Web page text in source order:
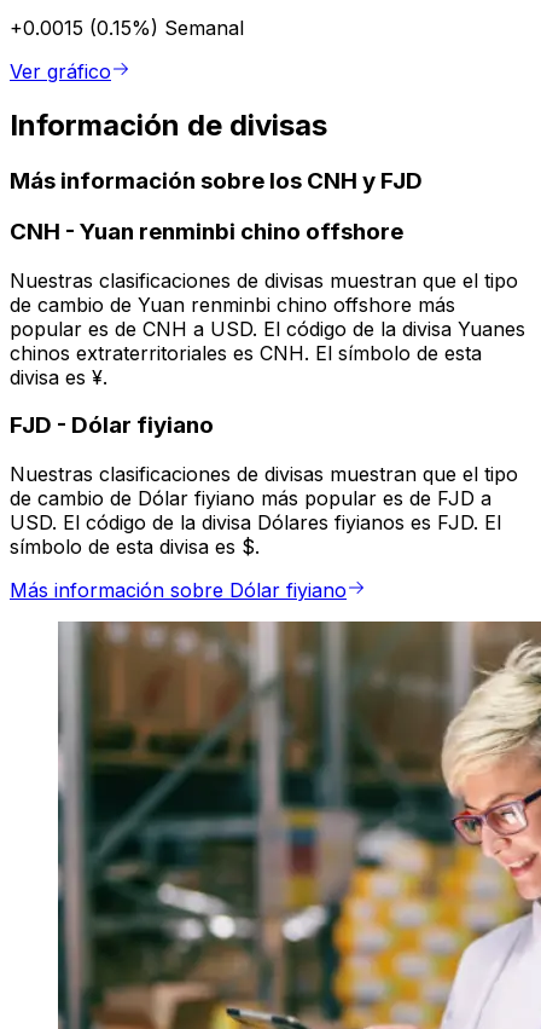
+0.0015 (0.15%) Semanal
Ver gráfico
Información de divisas
Más información sobre los CNH y FJD
CNH - Yuan renminbi chino offshore
Nuestras clasificaciones de divisas muestran que el tipo
de cambio de Yuan renminbi chino offshore más
popular es de CNH a USD. El código de la divisa Yuanes
chinos extraterritoriales es CNH. El símbolo de esta
divisa es ¥.
FJD - Dólar fiyiano
Nuestras clasificaciones de divisas muestran que el tipo
de cambio de Dólar fiyiano más popular es de FJD a
USD. El código de la divisa Dólares fiyianos es FJD. El
símbolo de esta divisa es $.
Más información sobre Dólar fiyiano